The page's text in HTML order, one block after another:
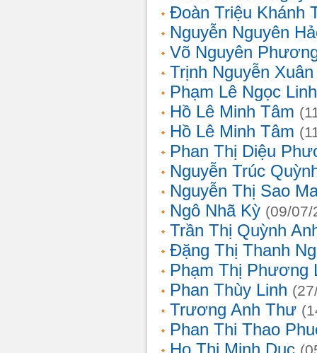
Đoàn Triệu Khánh
Nguyễn Nguyên
Võ Nguyên
Trịnh Nguyễn
Phạm Lê Ngọc Linh
Hồ Lê Minh Tâm
Hồ Lê Minh Tâm
Phan Thị Diệu
Nguyễn Trúc
Nguyễn Thị Sao
Ngô Nhã Kỳ (09/07/
Trần Thị Quỳnh
Đặng Thị Thanh
Phạm Thị Phương
Phan Thùy Linh
Trương Anh Thư
Phan Thi Thao
Ho Thi Minh Duc